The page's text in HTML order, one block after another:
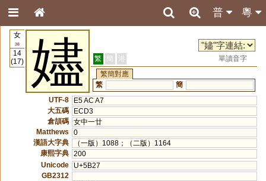
粵
普
女
38
14
(17)
嬧 繁 簡 港
單讀音字
繁簡對應
繁
簡
UTF-8
E5 AC A7
大五碼
ECD3
倉頡碼 女中一廿
Matthews
0
漢語大字典
（一版）1088；（二版）1164
康熙字典 200
Unicode
U+5B27
GB2312